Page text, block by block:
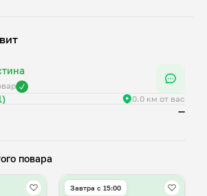
0.0 км от вас
—
повара
Завтра c 15:00